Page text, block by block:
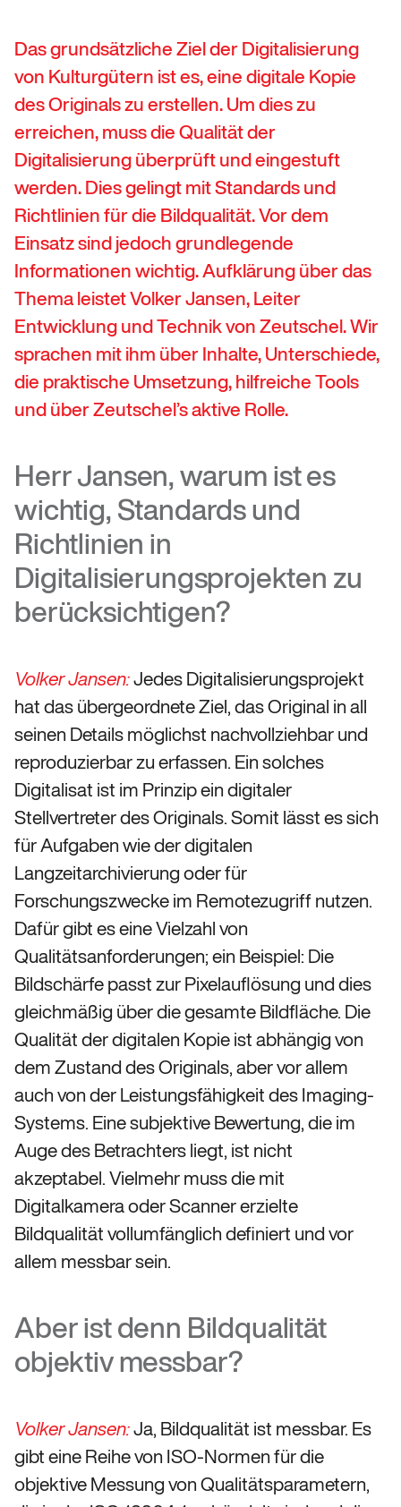
Das grundsätzliche Ziel der Digitalisierung
von Kulturgütern ist es, eine digitale Kopie
des Originals zu erstellen. Um dies zu
erreichen, muss die Qualität der
Digitalisierung überprüft und eingestuft
werden. Dies gelingt mit Standards und
Richtlinien für die Bildqualität. Vor dem
Einsatz sind jedoch grundlegende
Informationen wichtig. Aufklärung über das
Thema leistet Volker Jansen, Leiter
Entwicklung und Technik von Zeutschel. Wir
sprachen mit ihm über Inhalte, Unterschiede,
die praktische Umsetzung, hilfreiche Tools
und über Zeutschel’s aktive Rolle.
Herr Jansen, warum ist es
wichtig, Standards und
Richtlinien in
Digitalisierungsprojekten zu
berücksichtigen?
Volker Jansen:Jedes Digitalisierungsprojekt
hat das übergeordnete Ziel, das Original in all
seinen Details möglichst nachvollziehbar und
reproduzierbar zu erfassen. Ein solches
Digitalisat ist im Prinzip ein digitaler
Stellvertreter des Originals. Somit lässt es sich
für Aufgaben wie der digitalen
Langzeitarchivierung oder für
Forschungszwecke im Remotezugriff nutzen.
Dafür gibt es eine Vielzahl von
Qualitätsanforderungen; ein Beispiel: Die
Bildschärfe passt zur Pixelauflösung und dies
gleichmäßig über die gesamte Bildfläche. Die
Qualität der digitalen Kopie ist abhängig von
dem Zustand des Originals, aber vor allem
auch von der Leistungsfähigkeit des Imaging-
Systems. Eine subjektive Bewertung, die im
Auge des Betrachters liegt, ist nicht
akzeptabel. Vielmehr muss die mit
Digitalkamera oder Scanner erzielte
Bildqualität vollumfänglich definiert und vor
allem messbar sein.
Aber ist denn Bildqualität
objektiv messbar?
Volker Jansen:Ja, Bildqualität ist messbar. Es
gibt eine Reihe von ISO-Normen für die
objektive Messung von Qualitätsparametern,